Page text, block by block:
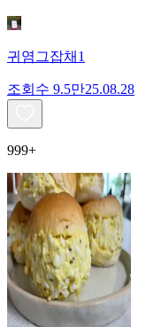
귀염그잡채1
조회수 9.5만25.08.28
999+